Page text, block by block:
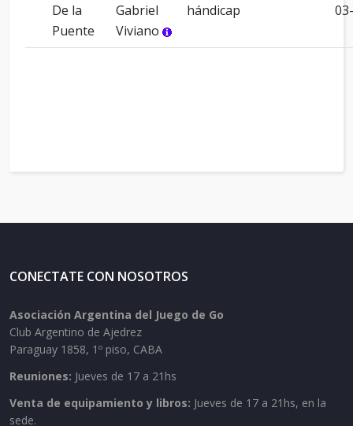
De la
Puente
Gabriel
Viviano
hándicap
CONECTATE CON NOSOTROS
Asociación Argentina del Juego de Go
Club Argentino de Ajedrez
Paraguay 1858, 1º piso, CABA
Reuniones: Jueves de 17 a 21hs
Venta de equipamiento y libros: Jueves de 17 a 21hs, en la
sede.